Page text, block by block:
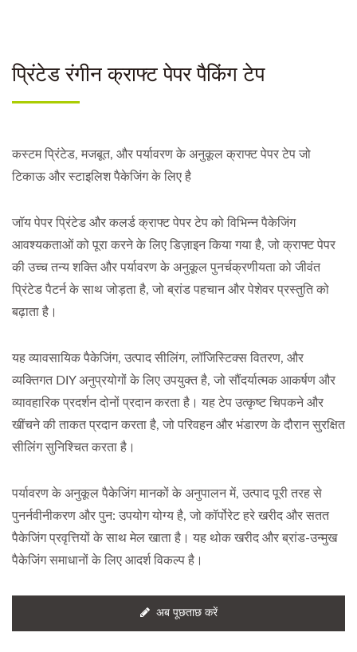
प्रिंटेड रंगीन क्राफ्ट पेपर पैकिंग टेप
कस्टम प्रिंटेड, मजबूत, और पर्यावरण के अनुकूल क्राफ्ट पेपर टेप जो
टिकाऊ और स्टाइलिश पैकेजिंग के लिए है
जॉय पेपर प्रिंटेड और कलर्ड क्राफ्ट पेपर टेप को विभिन्न पैकेजिंग
आवश्यकताओं को पूरा करने के लिए डिज़ाइन किया गया है, जो क्राफ्ट पेपर
की उच्च तन्य शक्ति और पर्यावरण के अनुकूल पुनर्चक्रणीयता को जीवंत
प्रिंटेड पैटर्न के साथ जोड़ता है, जो ब्रांड पहचान और पेशेवर प्रस्तुति को
बढ़ाता है।
यह व्यावसायिक पैकेजिंग, उत्पाद सीलिंग, लॉजिस्टिक्स वितरण, और
व्यक्तिगत DIY अनुप्रयोगों के लिए उपयुक्त है, जो सौंदर्यात्मक आकर्षण और
व्यावहारिक प्रदर्शन दोनों प्रदान करता है। यह टेप उत्कृष्ट चिपकने और
खींचने की ताकत प्रदान करता है, जो परिवहन और भंडारण के दौरान सुरक्षित
सीलिंग सुनिश्चित करता है।
पर्यावरण के अनुकूल पैकेजिंग मानकों के अनुपालन में, उत्पाद पूरी तरह से
पुनर्नवीनीकरण और पुन: उपयोग योग्य है, जो कॉर्पोरेट हरे खरीद और सतत
पैकेजिंग प्रवृत्तियों के साथ मेल खाता है। यह थोक खरीद और ब्रांड-उन्मुख
पैकेजिंग समाधानों के लिए आदर्श विकल्प है।
अब पूछताछ करें